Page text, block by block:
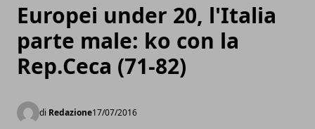
Europei under 20, l'Italia
parte male: ko con la
Rep.Ceca (71-82)
di Redazione17/07/2016